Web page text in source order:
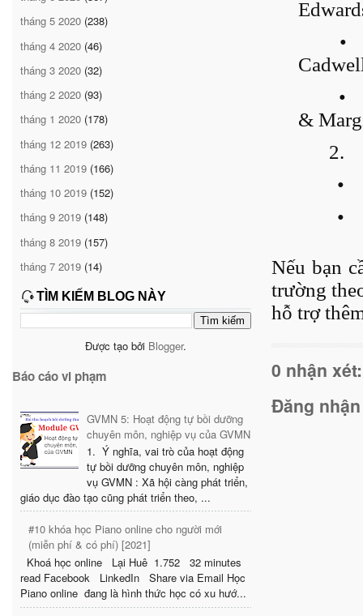
tháng 5 2020 (238)
tháng 4 2020 (46)
tháng 3 2020 (32)
tháng 2 2020 (93)
tháng 1 2020 (178)
tháng 12 2019 (263)
tháng 11 2019 (166)
tháng 10 2019 (152)
tháng 9 2019 (148)
tháng 8 2019 (157)
tháng 7 2019 (14)
TÌM KIẾM BLOG NÀY
Được tạo bởi Blogger.
Báo cáo vi phạm
GVMN 5: Hoạt động tự bồi dưỡng
chuyên môn, nghiệp vụ của GVMN
1. Ý nghĩa, vai trò của hoạt động
tự bồi dưỡng chuyên môn, nghiệp
vụ GVMN : Xã hội càng phát triển,
giáo dục đào tạo cũng phát triển theo, ...
#10 khóa học Piano online cho người mới
(miễn phí & có phí) [2021]
Khoá học online Lại Huê 1.752 32 minutes
read Facebook LinkedIn Share via Email Học
Piano online đang là hình thức học có xu hướ...
•
•
&
2.
•
•
Nếu bạn
trường
hỗ trợ
0 nhận xét:
Đăng